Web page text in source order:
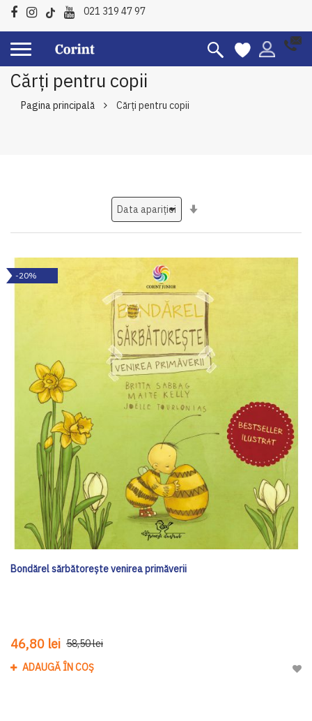
021 319 47 97
Cărți pentru copii
Pagina principală Cărți pentru copii
-20%
Bondărel sărbătorește venirea primăverii
46,80 lei 58,50 lei
ADAUGĂ ÎN COȘ